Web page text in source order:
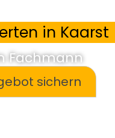
in Kaarst
Fachmann
sichern